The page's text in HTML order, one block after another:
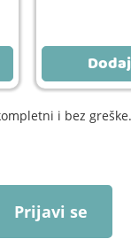
i bez
Prijavi se